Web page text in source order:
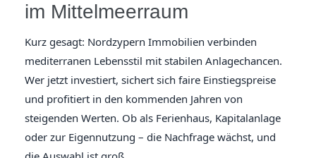
im Mittelmeerraum
Kurz gesagt: Nordzypern Immobilien verbinden
mediterranen Lebensstil mit stabilen Anlagechancen.
Wer jetzt investiert, sichert sich faire Einstiegspreise
und profitiert in den kommenden Jahren von
steigenden Werten. Ob als Ferienhaus, Kapitalanlage
oder zur Eigennutzung – die Nachfrage wächst, und